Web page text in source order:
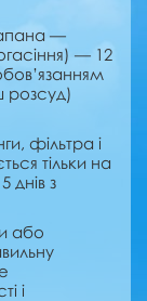
—
— 12
розсуд)
фільтра і
тільки на
днів з
або
і